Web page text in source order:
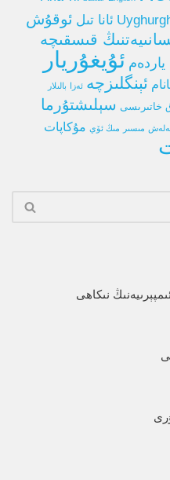
ئانا تىل ئوقۇش
قىسقىچە
ياردەم ئۇيغۇريار
ئېنگلىزچە ئەزا بالىلار
خاتىرىسى سېلىشتۇرما
مىسىر مىڭ ئۆي مۇكاپات
نىكاھى